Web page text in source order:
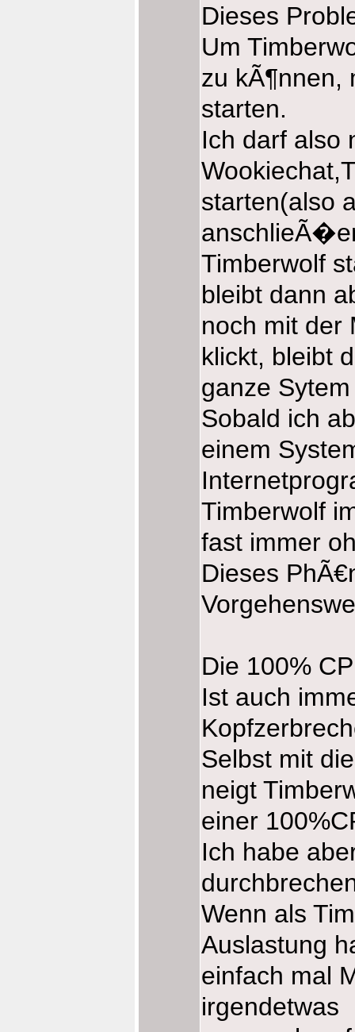
Dieses
Um
zu
starten.
Ich darf also
starten(also
Timberwolf
bleibt dann
noch mit der
klickt, bleibt
ganze
Sobald ich
einem
Timberwolf
fast immer
Dieses
Die 100%
Ist auch
Selbst mit
neigt
einer
Ich habe
Wenn als
Auslastung
einfach mal
irgendetwas